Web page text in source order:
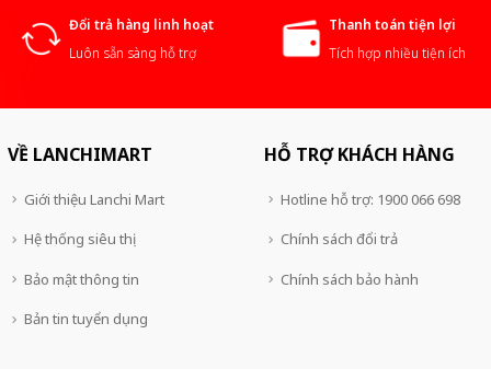
Đổi trả hàng linh hoạt
Luôn sẵn sàng hỗ trợ
Thanh toán tiện lợi
Tích hợp nhiều tiện ích
VỀ LANCHIMART
Giới thiệu Lanchi Mart
Hệ thống siêu thị
Bảo mật thông tin
Bản tin tuyển dụng
HỖ TRỢ KHÁCH HÀNG
Hotline hỗ trợ: 1900 066 698
Chính sách đổi trả
Chính sách bảo hành